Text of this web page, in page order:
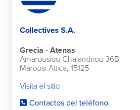
Collectives S.A.
Grecia - Atenas
Amarousiou Chalandriou 36B
Marousi Attica, 15125
Visita el sitio
Contactos del teléfono